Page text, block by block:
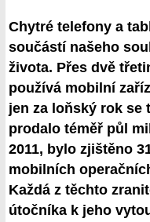
Chytré telefony a
součástí našeho
života. Přes dvě
používá mobilní
jen za loňský rok se
prodalo téměř půl
2011, bylo zjištěno
mobilních
Každá z těchto
útočníka k jeho